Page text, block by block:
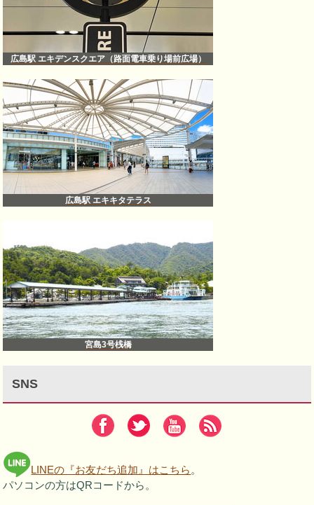
広島駅 エキデンスクエア（路面電車乗り場前広場）
広島駅 エキキタテラス
宮島3号桟橋
SNS
LINEの『お友だち追加』はこちら 。
パソコンの方はQRコードから。